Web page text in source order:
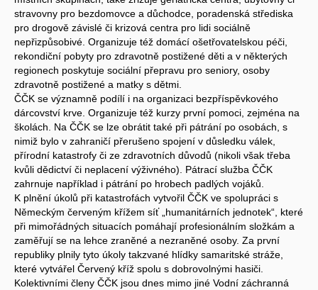
stravovny pro bezdomovce a důchodce, poradenská střediska
pro drogově závislé či krizová centra pro lidi sociálně
nepřizpůsobivé. Organizuje též domácí ošetřovatelskou péči,
rekondiční pobyty pro zdravotně postižené děti a v některých
regionech poskytuje sociální přepravu pro seniory, osoby
zdravotně postižené a matky s dětmi.
ČČK se významně podílí i na organizaci bezpříspěvkového
dárcovství krve. Organizuje též kurzy první pomoci, zejména na
školách. Na ČČK se lze obrátit také při pátrání po osobách, s
nimiž bylo v zahraničí přerušeno spojení v důsledku válek,
přírodní katastrofy či ze zdravotních důvodů (nikoli však třeba
kvůli dědictví či neplacení výživného). Pátrací služba ČČK
zahrnuje například i pátrání po hrobech padlých vojáků.
K plnění úkolů při katastrofách vytvořil ČČK ve spolupráci s
Německým červeným křížem síť „humanitárních jednotek“, které
při mimořádných situacích pomáhají profesionálním složkám a
zaměřují se na lehce zraněné a nezraněné osoby. Za první
republiky plnily tyto úkoly takzvané hlídky samaritské stráže,
které vytvářel Červený kříž spolu s dobrovolnými hasiči.
Kolektivními členy ČČK jsou dnes mimo jiné Vodní záchranná